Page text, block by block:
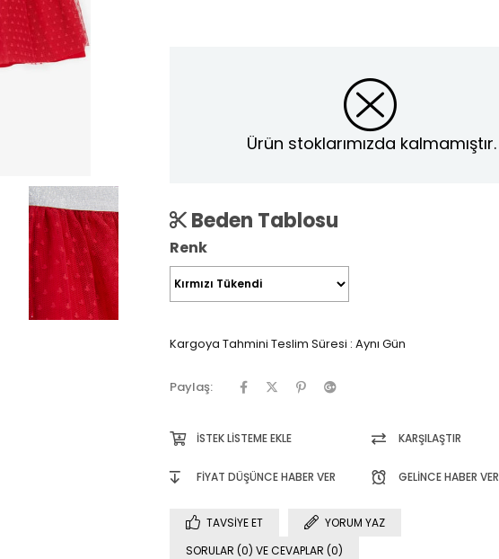
Ürün stoklarımızda kalmamıştır.
Beden Tablosu
Renk
Kargoya Tahmini Teslim Süresi : Aynı Gün
Paylaş:
İSTEK LISTEME EKLE KARŞILAŞTIR
FIYAT DÜŞÜNCE HABER VER GELINCE HABER VER
TAVSIYE ET
YORUM YAZ
SORULAR (0) VE CEVAPLAR (0)